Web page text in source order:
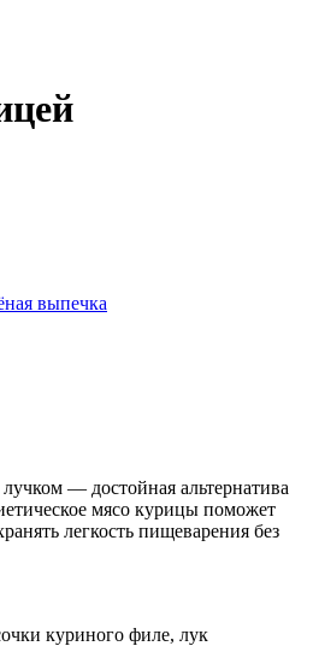
выпечка
— достойная альтернатива
мясо курицы поможет
легкость пищеварения без
куриного филе, лук